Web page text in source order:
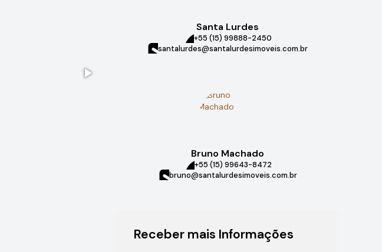
Santa Lurdes
+55 (15) 99888-2450
santalurdes@santalurdesimoveis.com.br
Bruno Machado
+55 (15) 99643-8472
bruno@santalurdesimoveis.com.br
Receber mais Informações